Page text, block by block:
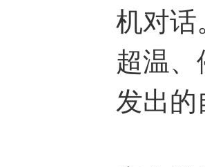
机对话
超温、
发出的